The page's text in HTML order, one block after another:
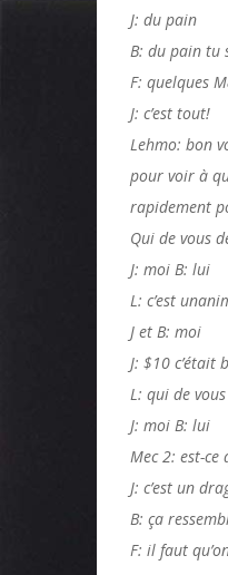
J: du pain
B: du pain tu
F: quelques
J: c’est tout!
Lehmo: bon
pour voir à
rapidement
Qui de vous
J: moi B: lui
L: c’est
J et B: moi
J: $10 c’était
L: qui de
J: moi B: lui
Mec 2: est-ce
J: c’est un
B: ça
F: il faut